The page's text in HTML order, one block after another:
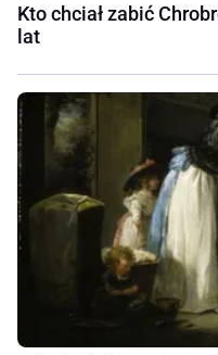
Kto chciał zabić
lat